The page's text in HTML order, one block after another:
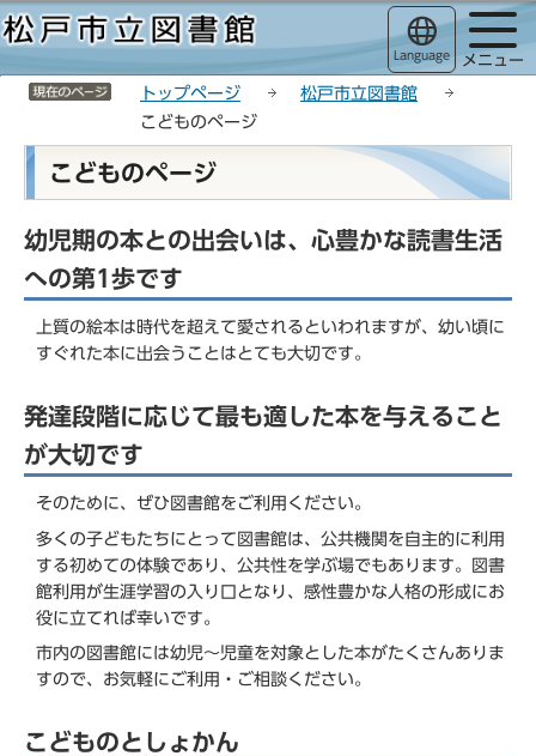
こ
の
サ
イ
このページの本文へ移動
Language メニュー
サイトメニューここまで
トップページ
松戸市立図書館
こどものページ
本
こ
こどものページ
幼児期の本との出会いは、心豊かな読書生活
への第1歩です
上質の絵本は時代を超えて愛されるといわれますが、幼い頃に
すぐれた本に出会うことはとても大切です。
発達段階に応じて最も適した本を与えること
が大切です
そのために、ぜひ図書館をご利用ください。
多くの子どもたちにとって図書館は、公共機関を自主的に利用
する初めての体験であり、公共性を学ぶ場でもあります。図書
館利用が生涯学習の入り口となり、感性豊かな人格の形成にお
役に立てれば幸いです。
市内の図書館には幼児～児童を対象とした本がたくさんありま
すので、お気軽にご利用・ご相談ください。
こどものとしょかん